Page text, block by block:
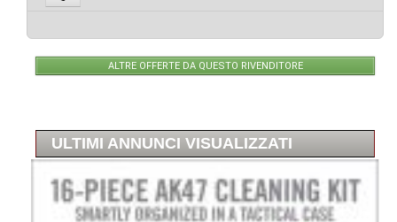
ALTRE OFFERTE DA QUESTO RIVENDITORE
ULTIMI ANNUNCI VISUALIZZATI